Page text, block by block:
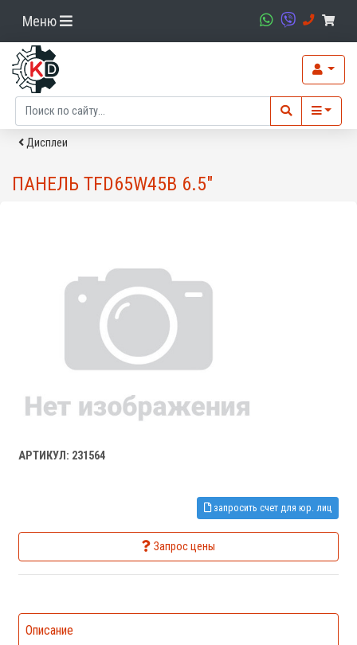
Меню
Дисплеи
ПАНЕЛЬ TFD65W45B 6.5"
АРТИКУЛ: 231564
запросить счет для юр. лиц
Запрос цены
Описание